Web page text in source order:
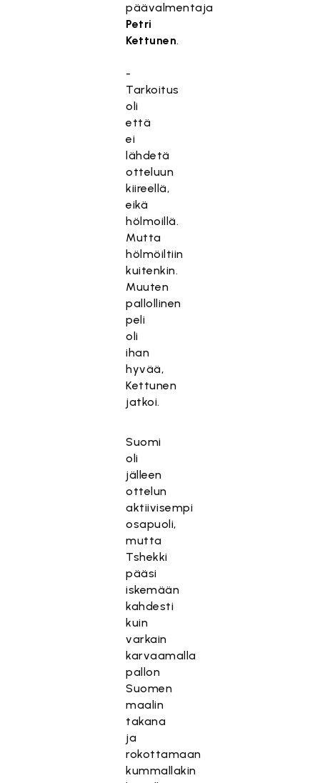
päävalmentaja
Petri
Kettunen.
-
Tarkoitus
oli
että
ei
lähdetä
otteluun
kiireellä,
eikä
hölmoillä.
Mutta
hölmöiltiin
kuitenkin.
Muuten
pallollinen
peli
oli
ihan
hyvää,
Kettunen
jatkoi.
Suomi
oli
jälleen
ottelun
aktiivisempi
osapuoli,
mutta
Tshekki
pääsi
iskemään
kahdesti
kuin
varkain
karvaamalla
pallon
Suomen
maalin
takana
ja
rokottamaan
kummallakin